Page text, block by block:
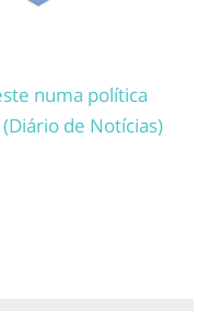
numa política
de Notícias)